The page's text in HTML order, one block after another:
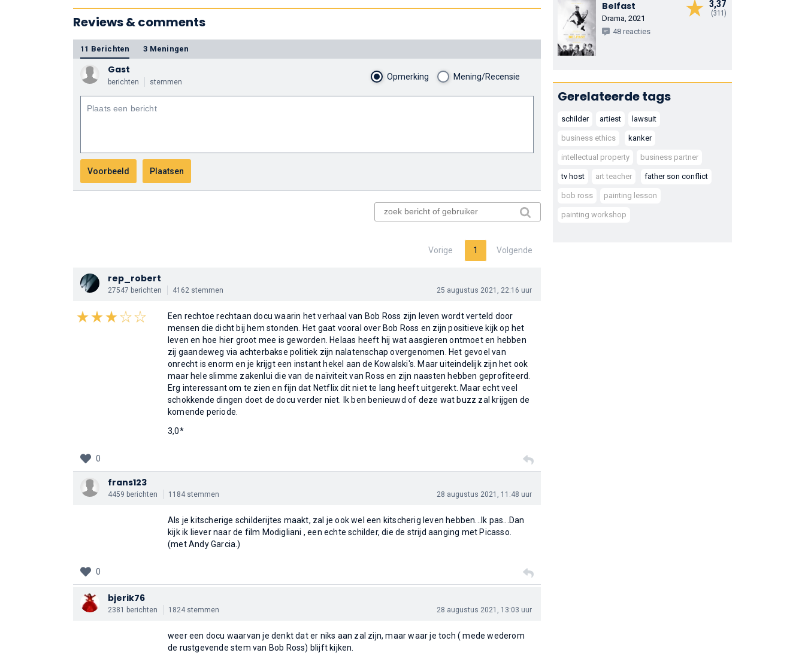
Reviews & comments
11 Berichten 3 Meningen
Gast
berichten stemmen
Opmerking Mening/Recensie
Vorige 1 Volgende
rep_robert
27547 berichten 4162 stemmen 25 augustus 2021, 22:16 uur
Een rechtoe rechtaan docu waarin het verhaal van Bob Ross zijn leven wordt verteld door
mensen die dicht bij hem stonden. Het gaat vooral over Bob Ross en zijn positieve kijk op het
leven en hoe hier groot mee is geworden. Helaas heeft hij wat aasgieren ontmoet en hebben
zij gaandeweg via achterbakse politiek zijn nalatenschap overgenomen. Het gevoel van
onrecht is enorm en je krijgt een instant hekel aan de Kowalski's. Maar uiteindelijk zijn het ook
maar hele slimme zakenlui die van de naïviteit van Ross en zijn naasten hebben geprofiteerd.
Erg interessant om te zien en fijn dat Netflix dit niet te lang heeft uitgerekt. Maar echt veel
schokkende dingen doet de docu verder niet. Ik ben benieuwd of deze wat buzz zal krijgen de
komende periode.
3,0*
0
frans123
4459 berichten 1184 stemmen 28 augustus 2021, 11:48 uur
Als je kitscherige schilderijtes maakt, zal je ook wel een kitscherig leven hebben...Ik pas...Dan
kijk ik liever naar de film Modigliani , een echte schilder, die de strijd aanging met Picasso.
(met Andy Garcia.)
0
bjerik76
2381 berichten 1824 stemmen 28 augustus 2021, 13:03 uur
weer een docu waarvan je denkt dat er niks aan zal zijn, maar waar je toch ( mede wederom
de rustgevende stem van Bob Ross) blijft kijken.
3,37
(311)
Belfast
Drama, 2021
48 reacties
Gerelateerde tags
schilder artiest lawsuit
business ethics kanker
intellectual property business partner
tv host art teacher father son conflict
bob ross painting lesson
painting workshop